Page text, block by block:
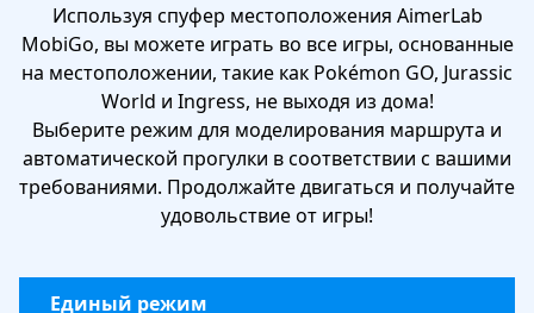
Используя спуфер местоположения AimerLab
MobiGo, вы можете играть во все игры, основанные
на местоположении, такие как Pokémon GO, Jurassic
World и Ingress, не выходя из дома!
Выберите режим для моделирования маршрута и
автоматической прогулки в соответствии с вашими
требованиями. Продолжайте двигаться и получайте
удовольствие от игры!
Единый режим